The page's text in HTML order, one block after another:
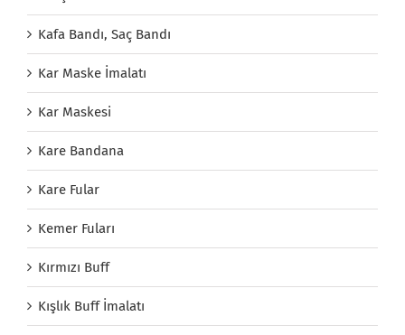
Kafa Bandı, Saç Bandı
Kar Maske İmalatı
Kar Maskesi
Kare Bandana
Kare Fular
Kemer Fuları
Kırmızı Buff
Kışlık Buff İmalatı